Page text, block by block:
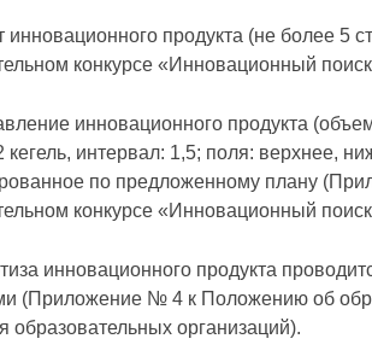
инновационного продукта (не более
конкурсе «Инновационный
инновационного продукта
кегель, интервал: 1,5; поля: верхнее,
по предложенному плану
конкурсе «Инновационный
инновационного продукта
(Приложение № 4 к Положению об
образовательных организаций).